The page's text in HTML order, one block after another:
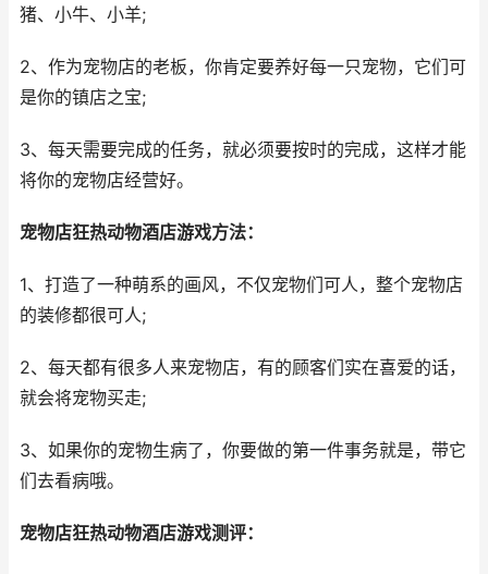
猪、小牛、小羊;
2、作为宠物店的老板，你肯定要养好每一只宠物，它们可
是你的镇店之宝;
3、每天需要完成的任务，就必须要按时的完成，这样才能
将你的宠物店经营好。
宠物店狂热动物酒店游戏方法：
1、打造了一种萌系的画风，不仅宠物们可人，整个宠物店
的装修都很可人;
2、每天都有很多人来宠物店，有的顾客们实在喜爱的话，
就会将宠物买走;
3、如果你的宠物生病了，你要做的第一件事务就是，带它
们去看病哦。
宠物店狂热动物酒店游戏测评：